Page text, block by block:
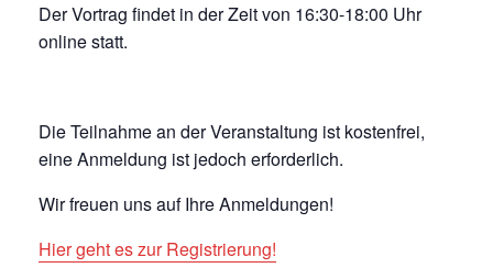
Der Vortrag findet in der Zeit von 16:30-18:00 Uhr
online statt.
Die Teilnahme an der Veranstaltung ist kostenfrei,
eine Anmeldung ist jedoch erforderlich.
Wir freuen uns auf Ihre Anmeldungen!
Hier geht es zur Registrierung!